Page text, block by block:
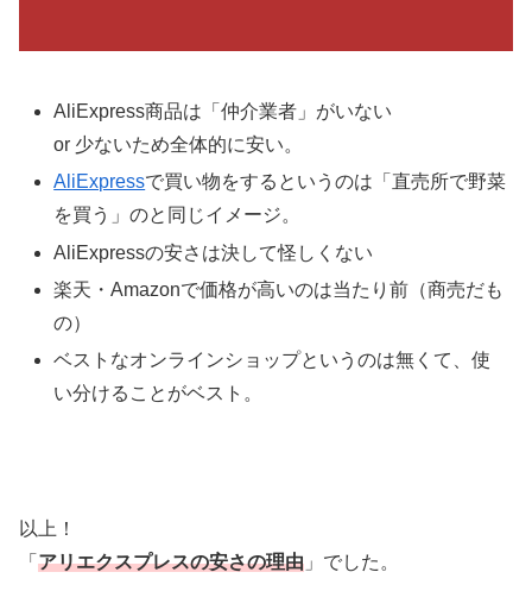
AliExpress商品は「仲介業者」がいない
or 少ないため全体的に安い。
AliExpressで買い物をするというのは「直売所で野菜
を買う」のと同じイメージ。
AliExpressの安さは決して怪しくない
楽天・Amazonで価格が高いのは当たり前（商売だも
の）
ベストなオンラインショップというのは無くて、使
い分けることがベスト。
以上！
「 アリエクスプレスの安さの理由 」でした。